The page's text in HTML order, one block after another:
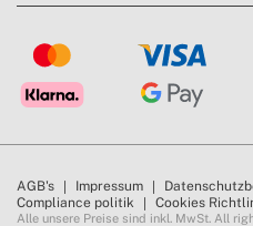
AGB's Impressum
Compliance politik
Cookies
Alle unsere Preise sind inkl. MwSt. All